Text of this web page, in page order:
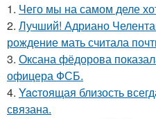
1. Чего мы на самом деле
2. Лучший! Адриано
рождение мать считала
3. Оксана фёдорова
офицера ФСБ.
4. Yacтоящая близость
связана.